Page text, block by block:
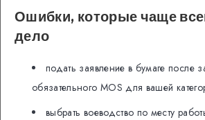
Ошибки, которые чаще
дело
подать заявление в бумаге после
обязательного MOS для вашей
выбрать воеводство по месту